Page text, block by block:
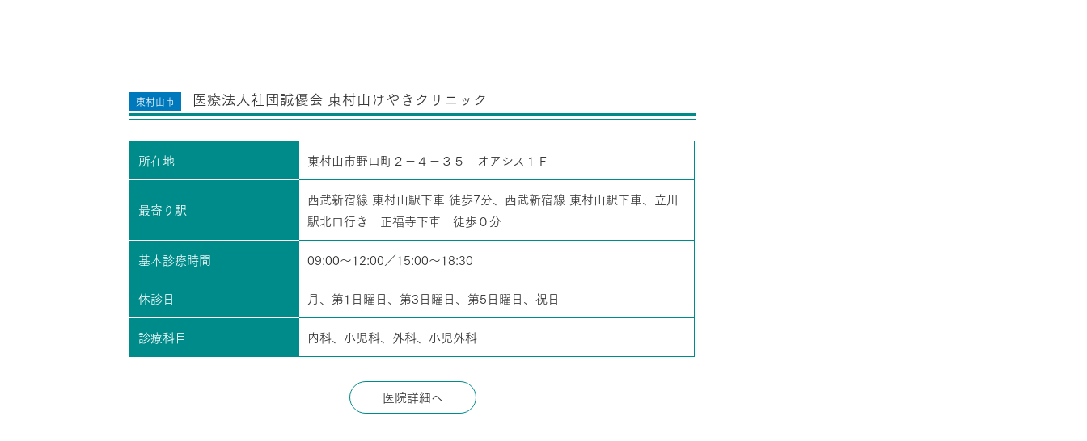
東村山市 医療法人社団誠優会 東村山けやきクリニック
所在地 東村山市野口町２－４－３５ オアシス１Ｆ
最寄り駅
西武新宿線 東村山駅下車 徒歩7分、西武新宿線 東村山駅下車、立川
駅北口行き 正福寺下車 徒歩０分
基本診療時間
09:00～12:00／15:00～18:30
休診日
月、第1日曜日、第3日曜日、第5日曜日、祝日
診療科目
内科、小児科、外科、小児外科
医院詳細へ